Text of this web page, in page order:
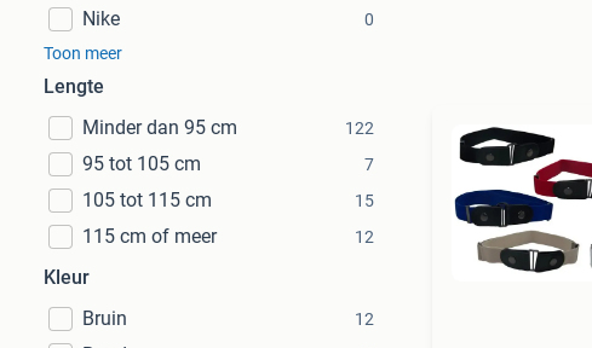
Nike
0
Toon meer
Lengte
Minder dan 95 cm
122
95 tot 105 cm 7
105 tot 115 cm 15
115 cm of meer 12
Kleur
Bruin
12